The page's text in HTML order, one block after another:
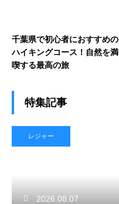
千葉県で初心者におすすめの
ハイキングコース！自然を満
喫する最高の旅
特集記事
レジャー
2026.08.07